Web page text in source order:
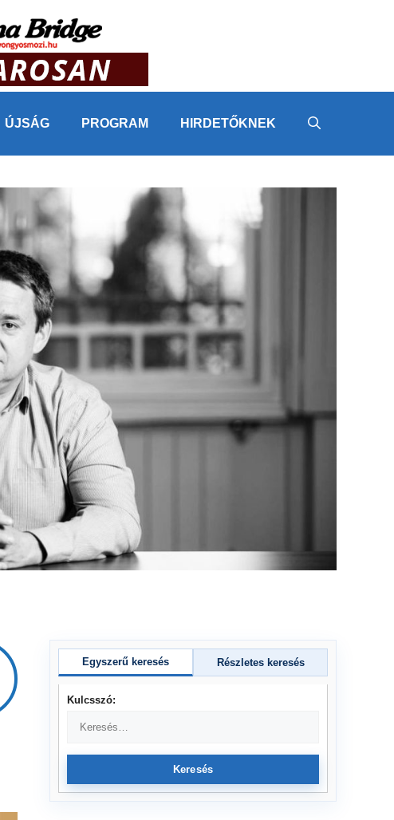
ÚJSÁG PROGRAM HIRDETŐKNEK
Egyszerű keresés Részletes keresés
Kulcsszó:
Keresés